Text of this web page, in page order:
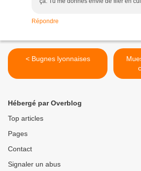
Répondre
< Bugnes lyonnaises
Hébergé par Overblog
Top articles
Pages
Contact
Signaler un abus